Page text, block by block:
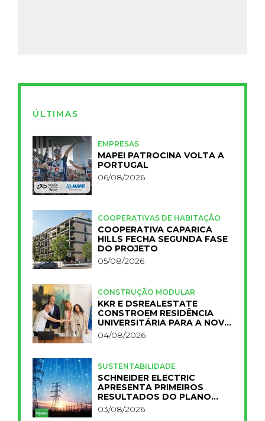
ÚLTIMAS
EMPRESAS
MAPEI PATROCINA VOLTA A
PORTUGAL
06/08/2026
COOPERATIVAS DE HABITAÇÃO
COOPERATIVA CAPARICA
HILLS FECHA SEGUNDA FASE
DO PROJETO
05/08/2026
CONSTRUÇÃO MODULAR
KKR E DSREALESTATE
CONSTROEM RESIDÊNCIA
UNIVERSITÁRIA PARA A NOVA
FCT
04/08/2026
SUSTENTABILIDADE
SCHNEIDER ELECTRIC
APRESENTA PRIMEIROS
RESULTADOS DO PLANO
IMPACT 2030
03/08/2026